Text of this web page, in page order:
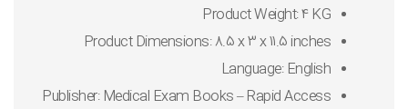
Product Weight: 4 KG
Product Dimensions: 8.5 x 3 x 11.5 inches
Language: English
Publisher: Medical Exam Books – Rapid Access